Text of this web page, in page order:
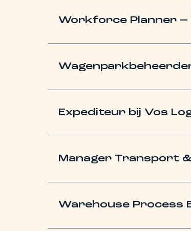
Workforce Planner –
Expediteur bij Vos
Manager Transport
Warehouse Process